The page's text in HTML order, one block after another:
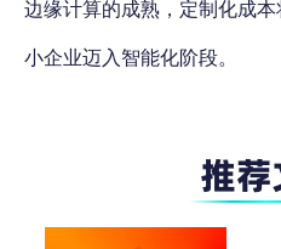
边缘计算的成熟，定制化成
小企业迈入智能化阶段。